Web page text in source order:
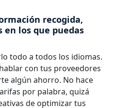
recogida,
en los que puedas
todo a todos los idiomas.
con tus proveedores
algún ahorro. No hace
por palabra, quizá
de optimizar tus